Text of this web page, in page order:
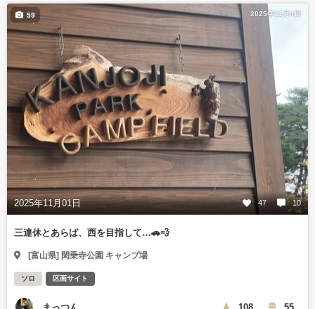
2025年11月4日
2025年11月01日 47 10
59
三連休とあらば、西を目指して…🚗💨
[富山県] 閑乗寺公園 キャンプ場
ソロ 区画サイト